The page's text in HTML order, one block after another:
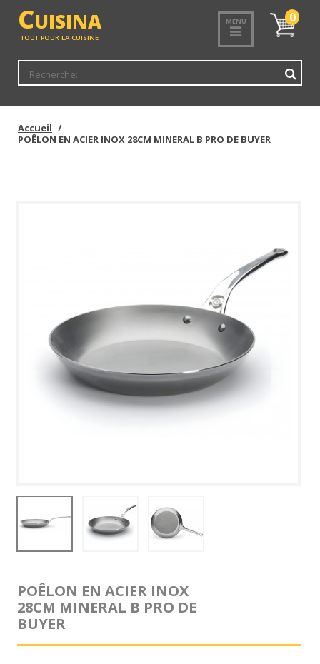
CUISINA
TOUT POUR LA CUISINE
MENU
Mon
panier
0
Accueil
POÊLON EN ACIER INOX 28CM MINERAL B PRO DE BUYER
POÊLON EN ACIER INOX
28CM MINERAL B PRO DE
BUYER